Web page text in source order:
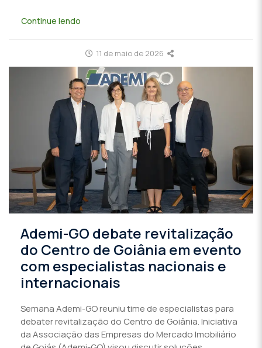
Continue lendo
11 de maio de 2026
Ademi-GO debate revitalização
do Centro de Goiânia em evento
com especialistas nacionais e
internacionais
Semana Ademi-GO reuniu time de especialistas para
debater revitalização do Centro de Goiânia. Iniciativa
da Associação das Empresas do Mercado Imobiliário